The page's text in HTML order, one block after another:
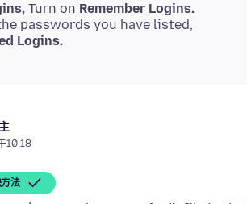
Turn on Remember Logins.
passwords you have listed,
Logins.
10:18
法